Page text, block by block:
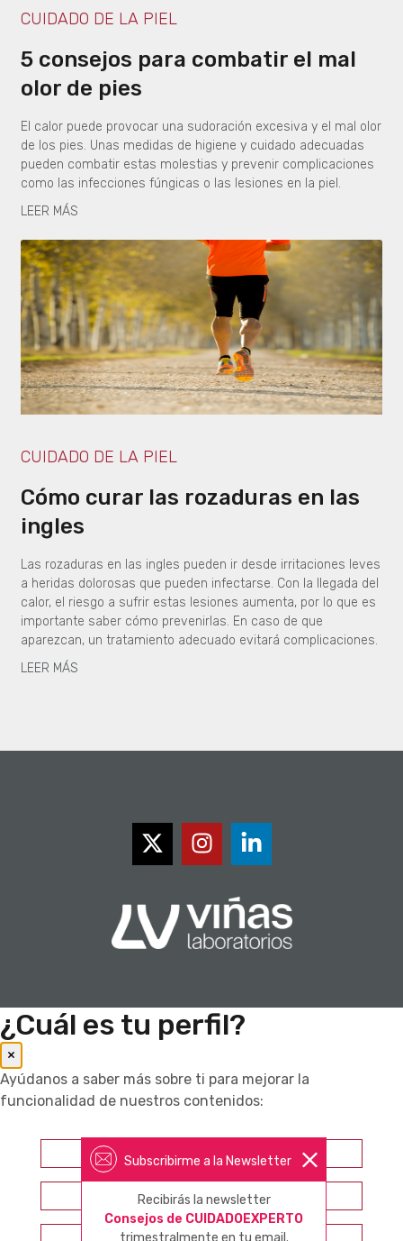
CUIDADO DE LA PIEL
5 consejos para combatir el mal
olor de pies
El calor puede provocar una sudoración excesiva y el mal olor
de los pies. Unas medidas de higiene y cuidado adecuadas
pueden combatir estas molestias y prevenir complicaciones
como las infecciones fúngicas o las lesiones en la piel.
LEER MÁS
CUIDADO DE LA PIEL
Cómo curar las rozaduras en las
ingles
Las rozaduras en las ingles pueden ir desde irritaciones leves
a heridas dolorosas que pueden infectarse. Con la llegada del
calor, el riesgo a sufrir estas lesiones aumenta, por lo que es
importante saber cómo prevenirlas. En caso de que
aparezcan, un tratamiento adecuado evitará complicaciones.
LEER MÁS
Subscribirme a la Newsletter
Recibirás la newsletter
Consejos de CUIDADOEXPERTO
trimestralmente en tu email.
¿Cuál es tu perfil?
×
Ayúdanos a saber más sobre ti para mejorar la
funcionalidad de nuestros contenidos:
Farmacéutico
Otros profesionales sanitarios